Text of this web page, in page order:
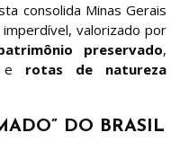
consolida Minas Gerais
valorizado por
preservado,
e rotas de natureza
DO BRASIL